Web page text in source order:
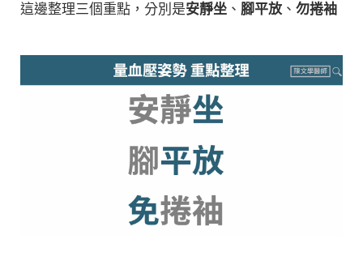
這邊整理三個重點，分別是安靜坐 、 腳平放、 勿捲袖